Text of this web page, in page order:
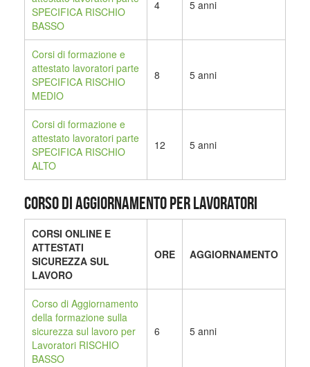
SPECIFICA RISCHIO
BASSO
4 5 anni
Corsi di formazione e
attestato lavoratori parte
SPECIFICA RISCHIO
MEDIO
8 5 anni
Corsi di formazione e
attestato lavoratori parte
SPECIFICA RISCHIO
ALTO
12 5 anni
CORSO DI AGGIORNAMENTO PER LAVORATORI
CORSI ONLINE E
ATTESTATI
SICUREZZA SUL
LAVORO
ORE AGGIORNAMENTO
Corso di Aggiornamento
della formazione sulla
sicurezza sul lavoro per
Lavoratori RISCHIO
BASSO
6 5 anni